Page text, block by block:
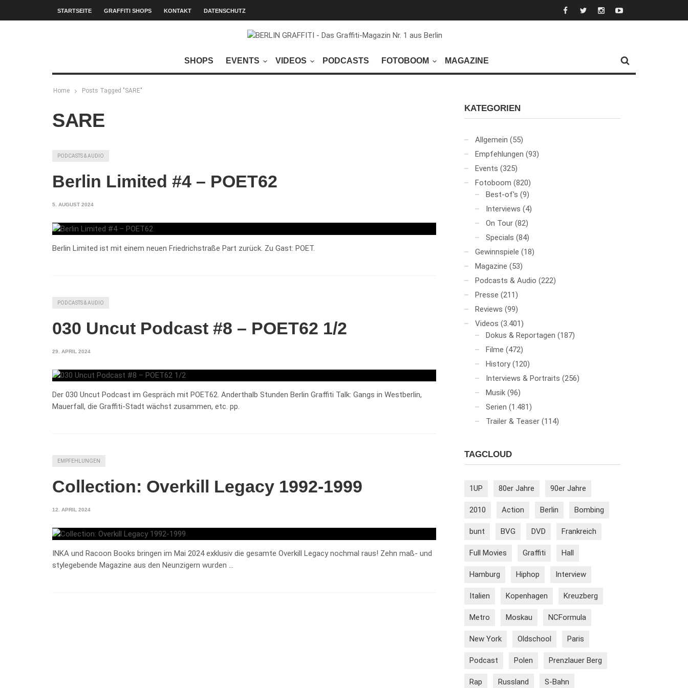
STARTSEITE GRAFFITI SHOPS KONTAKT DATENSCHUTZ
SHOPS EVENTS VIDEOS PODCASTS FOTOBOOM MAGAZINE
Home Posts Tagged "SARE"
SARE
PODCASTS & AUDIO
Berlin Limited #4 – POET62
5. AUGUST 2024
Berlin Limited ist mit einem neuen Friedrichstraße Part zurück. Zu Gast: POET.
PODCASTS & AUDIO
030 Uncut Podcast #8 – POET62 1/2
29. APRIL 2024
Der 030 Uncut Podcast im Gespräch mit POET62. Anderthalb Stunden Berlin Graffiti Talk: Gangs in Westberlin,
Mauerfall, die Graffiti-Stadt wächst zusammen, etc. pp.
EMPFEHLUNGEN
Collection: Overkill Legacy 1992-1999
12. APRIL 2024
INKA und Racoon Books bringen im Mai 2024 exklusiv die gesamte Overkill Legacy nochmal raus! Zehn maß- und
stylegebende Magazine aus den Neunzigern wurden …
KATEGORIEN
Allgemein (55)
Empfehlungen (93)
Events (325)
Fotoboom (820)
Best-of's (9)
Interviews (4)
On Tour (82)
Specials (84)
Gewinnspiele (18)
Magazine (53)
Podcasts & Audio (222)
Presse (211)
Reviews (99)
Videos (3.401)
Dokus & Reportagen (187)
Filme (472)
History (120)
Interviews & Portraits (256)
Musik (96)
Serien (1.481)
Trailer & Teaser (114)
TAGCLOUD
1UP 80er Jahre 90er Jahre
2010 Action Berlin Bombing
bunt BVG DVD Frankreich
Full Movies Graffiti Hall
Hamburg Hiphop Interview
Italien Kopenhagen Kreuzberg
Metro Moskau NCFormula
New York Oldschool Paris
Podcast Polen Prenzlauer Berg
Rap Russland S-Bahn